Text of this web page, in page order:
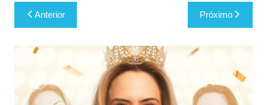
Navegação
de
Post
Anterior Próximo